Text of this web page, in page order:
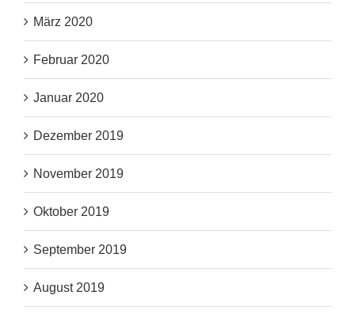
März 2020
Februar 2020
Januar 2020
Dezember 2019
November 2019
Oktober 2019
September 2019
August 2019